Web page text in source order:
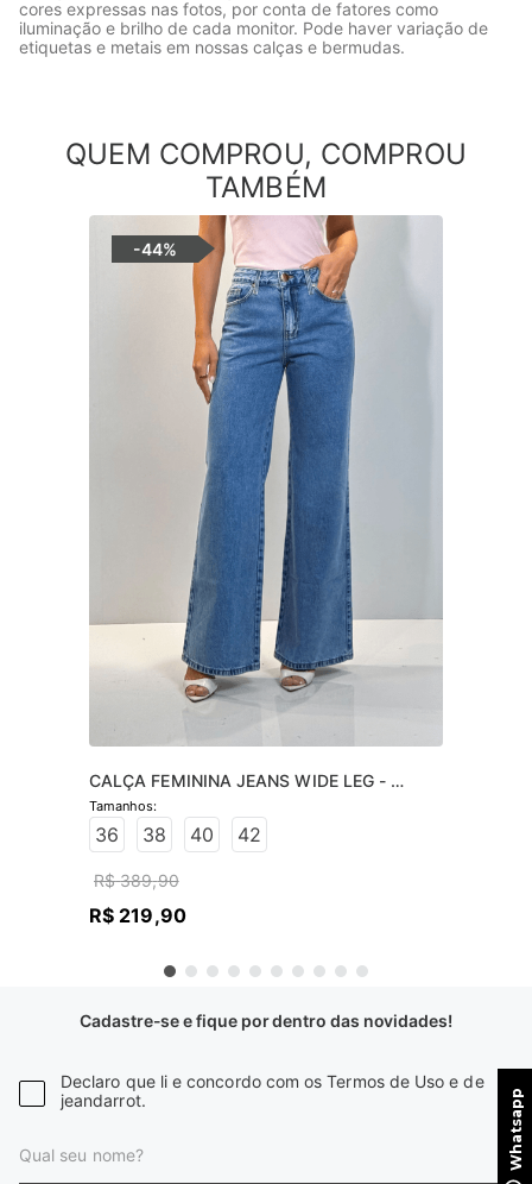
cores expressas nas fotos, por conta de fatores como
iluminação e brilho de cada monitor. Pode haver variação de
etiquetas e metais em nossas calças e bermudas.
QUEM COMPROU, COMPROU
TAMBÉM
-44%
CALÇA FEMININA JEANS WIDE LEG -
JEANS CLARO
36 38 40 42
R$ 389,90
R$ 219,90
Cadastre-se e fique por dentro das novidades!
Declaro que li e concordo com os Termos de Uso e de
jeandarrot.